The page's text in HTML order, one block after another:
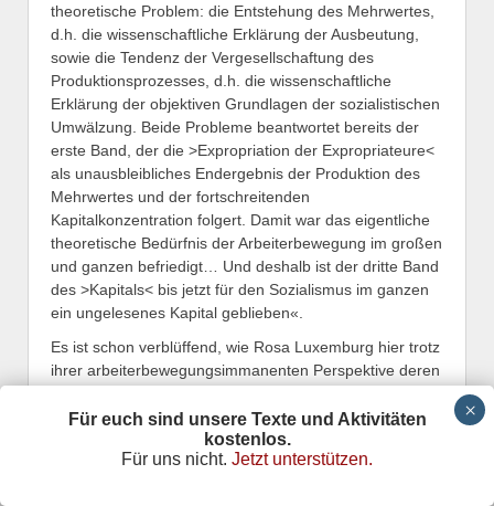
theoretische Problem: die Entstehung des Mehrwertes,
d.h. die wissenschaftliche Erklärung der Ausbeutung,
sowie die Tendenz der Vergesellschaftung des
Produktionsprozesses, d.h. die wissenschaftliche
Erklärung der objektiven Grundlagen der sozialistischen
Umwälzung. Beide Probleme beantwortet bereits der
erste Band, der die >Expropriation der Expropriateure<
als unausbleibliches Endergebnis der Produktion des
Mehrwertes und der fortschreitenden
Kapitalkonzentration folgert. Damit war das eigentliche
theoretische Bedürfnis der Arbeiterbewegung im großen
und ganzen befriedigt… Und deshalb ist der dritte Band
des >Kapitals< bis jetzt für den Sozialismus im ganzen
ein ungelesenes Kapital geblieben«.
Es ist schon verblüffend, wie Rosa Luxemburg hier trotz
ihrer arbeiterbewegungsimmanenten Perspektive deren
Beschränktheit dieser Sicht kritisch formuliert, wenn sie
de facto sagt, daß Marx mehr und Weitergehendes
bringt, als für den »Klassenkampf« nötig ist. Aus
Für euch sind unsere Texte und Aktivitäten
kostenlos.
Für uns nicht. Jetzt unterstützen.